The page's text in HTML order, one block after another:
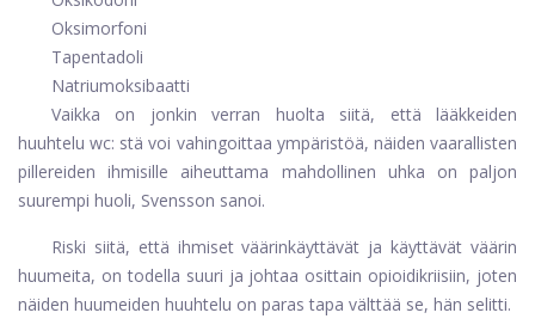
Oksimorfoni
Tapentadoli
Natriumoksibaatti
Vaikka on jonkin verran huolta siitä, että lääkkeiden
huuhtelu wc: stä voi vahingoittaa ympäristöä, näiden vaarallisten
pillereiden ihmisille aiheuttama mahdollinen uhka on paljon
suurempi huoli, Svensson sanoi.
Riski siitä, että ihmiset väärinkäyttävät ja käyttävät väärin
huumeita, on todella suuri ja johtaa osittain opioidikriisiin, joten
näiden huumeiden huuhtelu on paras tapa välttää se, hän selitti.